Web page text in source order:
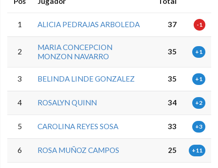
1 ALICIA PEDRAJAS ARBOLEDA 37 -1
2
MARIA CONCEPCION
MONZON NAVARRO
35 +1
3 BELINDA LINDE GONZALEZ 35 +1
4 ROSALYN QUINN 34 +2
5 CAROLINA REYES SOSA 33 +3
6 ROSA MUÑOZ CAMPOS 25 +11